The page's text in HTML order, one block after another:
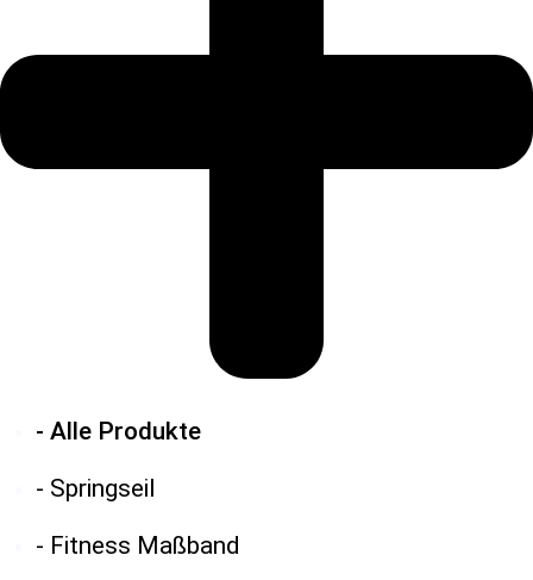
- Alle Produkte
- Springseil
- Fitness Maßband